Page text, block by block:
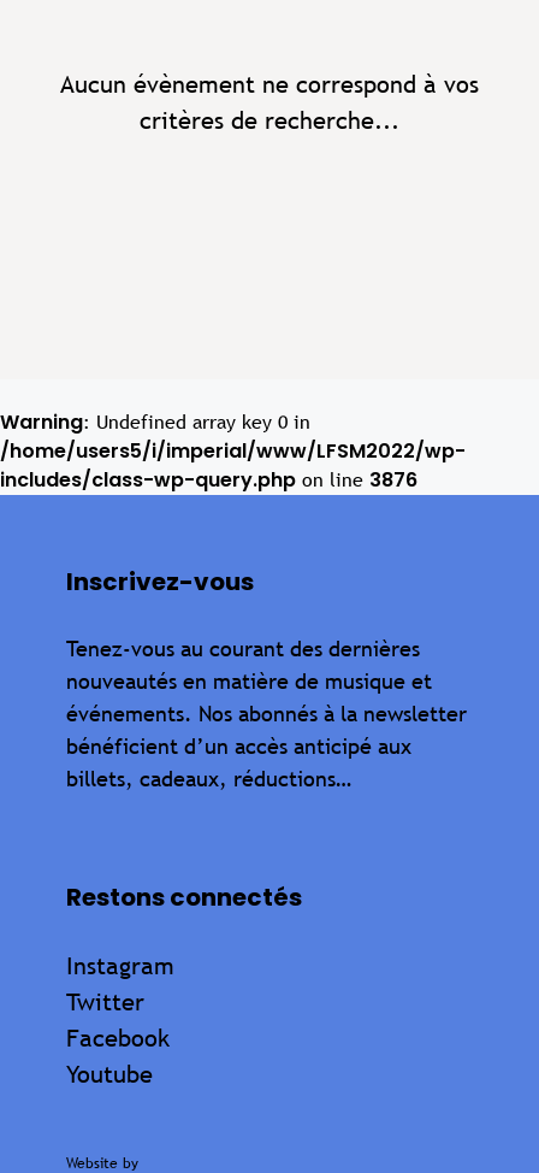
Aucun évènement ne correspond à vos
critères de recherche...
Warning: Undefined array key 0 in
/home/users5/i/imperial/www/LFSM2022/wp-
includes/class-wp-query.php on line 3876
Inscrivez-vous
Tenez-vous au courant des dernières
nouveautés en matière de musique et
événements. Nos abonnés à la newsletter
bénéficient d’un accès anticipé aux
billets, cadeaux, réductions…
Restons connectés
Instagram
Twitter
Facebook
Youtube
Website by